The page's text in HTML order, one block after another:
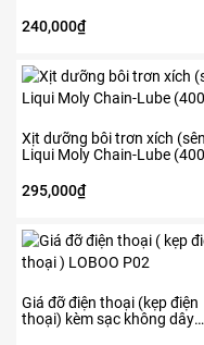
240,000₫
Xịt dưỡng bôi trơn xích
Liqui Moly Chain-Lube
295,000₫
Giá đỡ điện thoại (kẹp điện
thoại) kèm sạc không dây
Sản
phẩm
có
nhiều